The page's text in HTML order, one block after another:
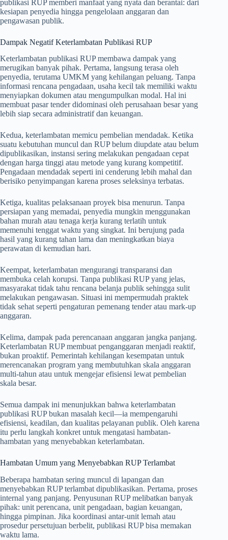
publikasi RUP memberi manfaat yang nyata dan berantai: dari
kesiapan penyedia hingga pengelolaan anggaran dan
pengawasan publik.
Dampak Negatif Keterlambatan Publikasi RUP
Keterlambatan publikasi RUP membawa dampak yang
merugikan banyak pihak. Pertama, langsung terasa oleh
penyedia, terutama UMKM yang kehilangan peluang. Tanpa
informasi rencana pengadaan, usaha kecil tak memiliki waktu
menyiapkan dokumen atau mengumpulkan modal. Hal ini
membuat pasar tender didominasi oleh perusahaan besar yang
lebih siap secara administratif dan keuangan.
Kedua, keterlambatan memicu pembelian mendadak. Ketika
suatu kebutuhan muncul dan RUP belum diupdate atau belum
dipublikasikan, instansi sering melakukan pengadaan cepat
dengan harga tinggi atau metode yang kurang kompetitif.
Pengadaan mendadak seperti ini cenderung lebih mahal dan
berisiko penyimpangan karena proses seleksinya terbatas.
Ketiga, kualitas pelaksanaan proyek bisa menurun. Tanpa
persiapan yang memadai, penyedia mungkin menggunakan
bahan murah atau tenaga kerja kurang terlatih untuk
memenuhi tenggat waktu yang singkat. Ini berujung pada
hasil yang kurang tahan lama dan meningkatkan biaya
perawatan di kemudian hari.
Keempat, keterlambatan mengurangi transparansi dan
membuka celah korupsi. Tanpa publikasi RUP yang jelas,
masyarakat tidak tahu rencana belanja publik sehingga sulit
melakukan pengawasan. Situasi ini mempermudah praktek
tidak sehat seperti pengaturan pemenang tender atau mark-up
anggaran.
Kelima, dampak pada perencanaan anggaran jangka panjang.
Keterlambatan RUP membuat penganggaran menjadi reaktif,
bukan proaktif. Pemerintah kehilangan kesempatan untuk
merencanakan program yang membutuhkan skala anggaran
multi-tahun atau untuk mengejar efisiensi lewat pembelian
skala besar.
Semua dampak ini menunjukkan bahwa keterlambatan
publikasi RUP bukan masalah kecil—ia mempengaruhi
efisiensi, keadilan, dan kualitas pelayanan publik. Oleh karena
itu perlu langkah konkret untuk mengatasi hambatan-
hambatan yang menyebabkan keterlambatan.
Hambatan Umum yang Menyebabkan RUP Terlambat
Beberapa hambatan sering muncul di lapangan dan
menyebabkan RUP terlambat dipublikasikan. Pertama, proses
internal yang panjang. Penyusunan RUP melibatkan banyak
pihak: unit perencana, unit pengadaan, bagian keuangan,
hingga pimpinan. Jika koordinasi antar-unit lemah atau
prosedur persetujuan berbelit, publikasi RUP bisa memakan
waktu lama.